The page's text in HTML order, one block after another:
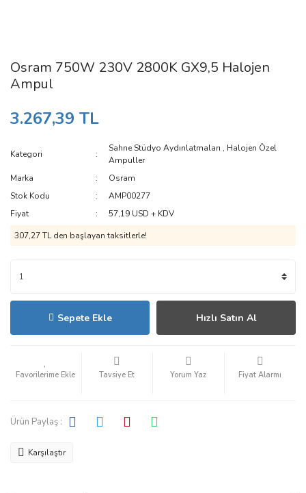
Osram 750W 230V 2800K GX9,5 Halojen
Ampul
3.267,39 TL
Kategori
Sahne Stüdyo Aydınlatmaları , Halojen Özel
Ampuller
Marka
Osram
Stok Kodu
AMP00277
Fiyat
57,19 USD + KDV
307,27 TL den başlayan taksitlerle!
Sepete Ekle Hızlı Satın Al
Tavsiye Et Yorum Yaz Fiyat Alarmı
Ürün Paylaş :
Karşılaştır